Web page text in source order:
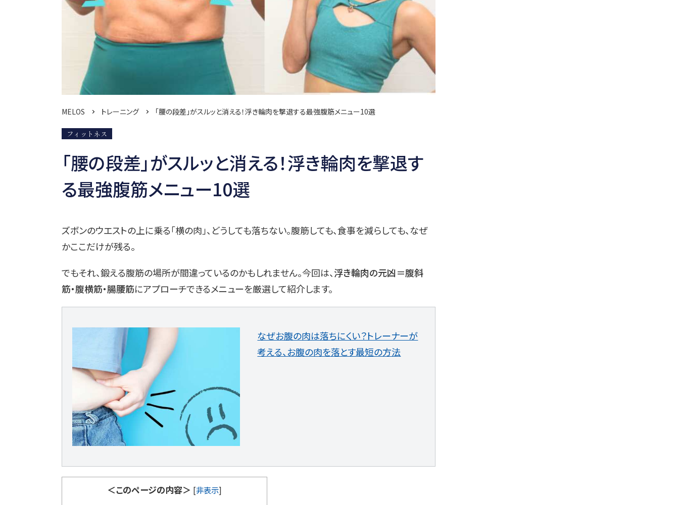
MELOS トレーニング 「腰の段差」がスルッと消える！浮き輪肉を撃退する最強腹筋メニュー10選
フィットネス
「腰の段差」がスルッと消える！浮き輪肉を撃退す
る最強腹筋メニュー10選
ズボンのウエストの上に乗る「横の肉」、どうしても落ちない。腹筋しても、食事を減らしても、なぜ
かここだけが残る。
でもそれ、鍛える腹筋の場所が間違っているのかもしれません。今回は、浮き輪肉の元凶＝腹斜
筋・腹横筋・腸腰筋にアプローチできるメニューを厳選して紹介します。
なぜお腹の肉は落ちにくい？トレーナーが
考える、お腹の肉を落とす最短の方法
＜このページの内容＞ [非表示]